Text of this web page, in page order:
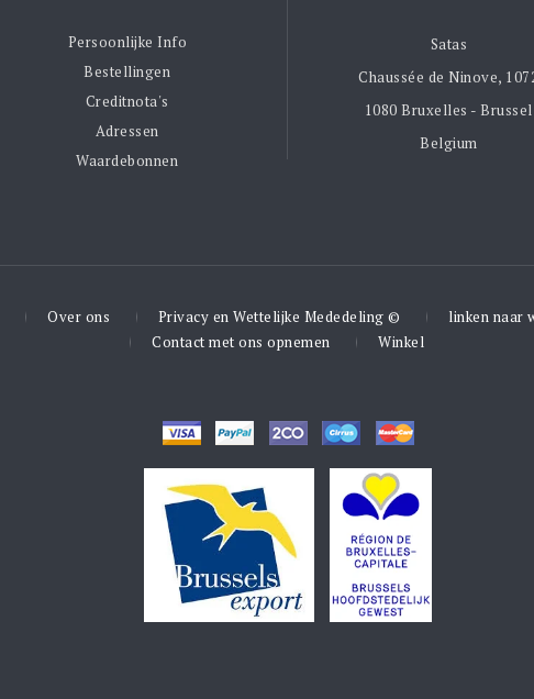
Persoonlijke Info
Bestellingen
Creditnota's
Adressen
Waardebonnen
Satas
Chaussée de Ninove,
1080 Bruxelles - Brussel
Belgium
Over ons Privacy en Wettelijke Mededeling ©
linken naar
Contact met ons opnemen
Winkel